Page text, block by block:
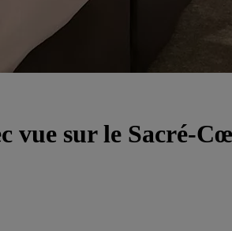
vue sur le Sacré-